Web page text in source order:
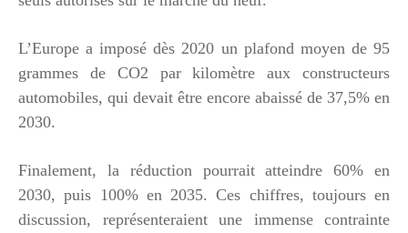
L’Europe a imposé dès 2020 un plafond moyen de 95
grammes de CO2 par kilomètre aux constructeurs
automobiles, qui devait être encore abaissé de 37,5% en
2030.
Finalement, la réduction pourrait atteindre 60% en
2030, puis 100% en 2035. Ces chiffres, toujours en
discussion, représenteraient une immense contrainte